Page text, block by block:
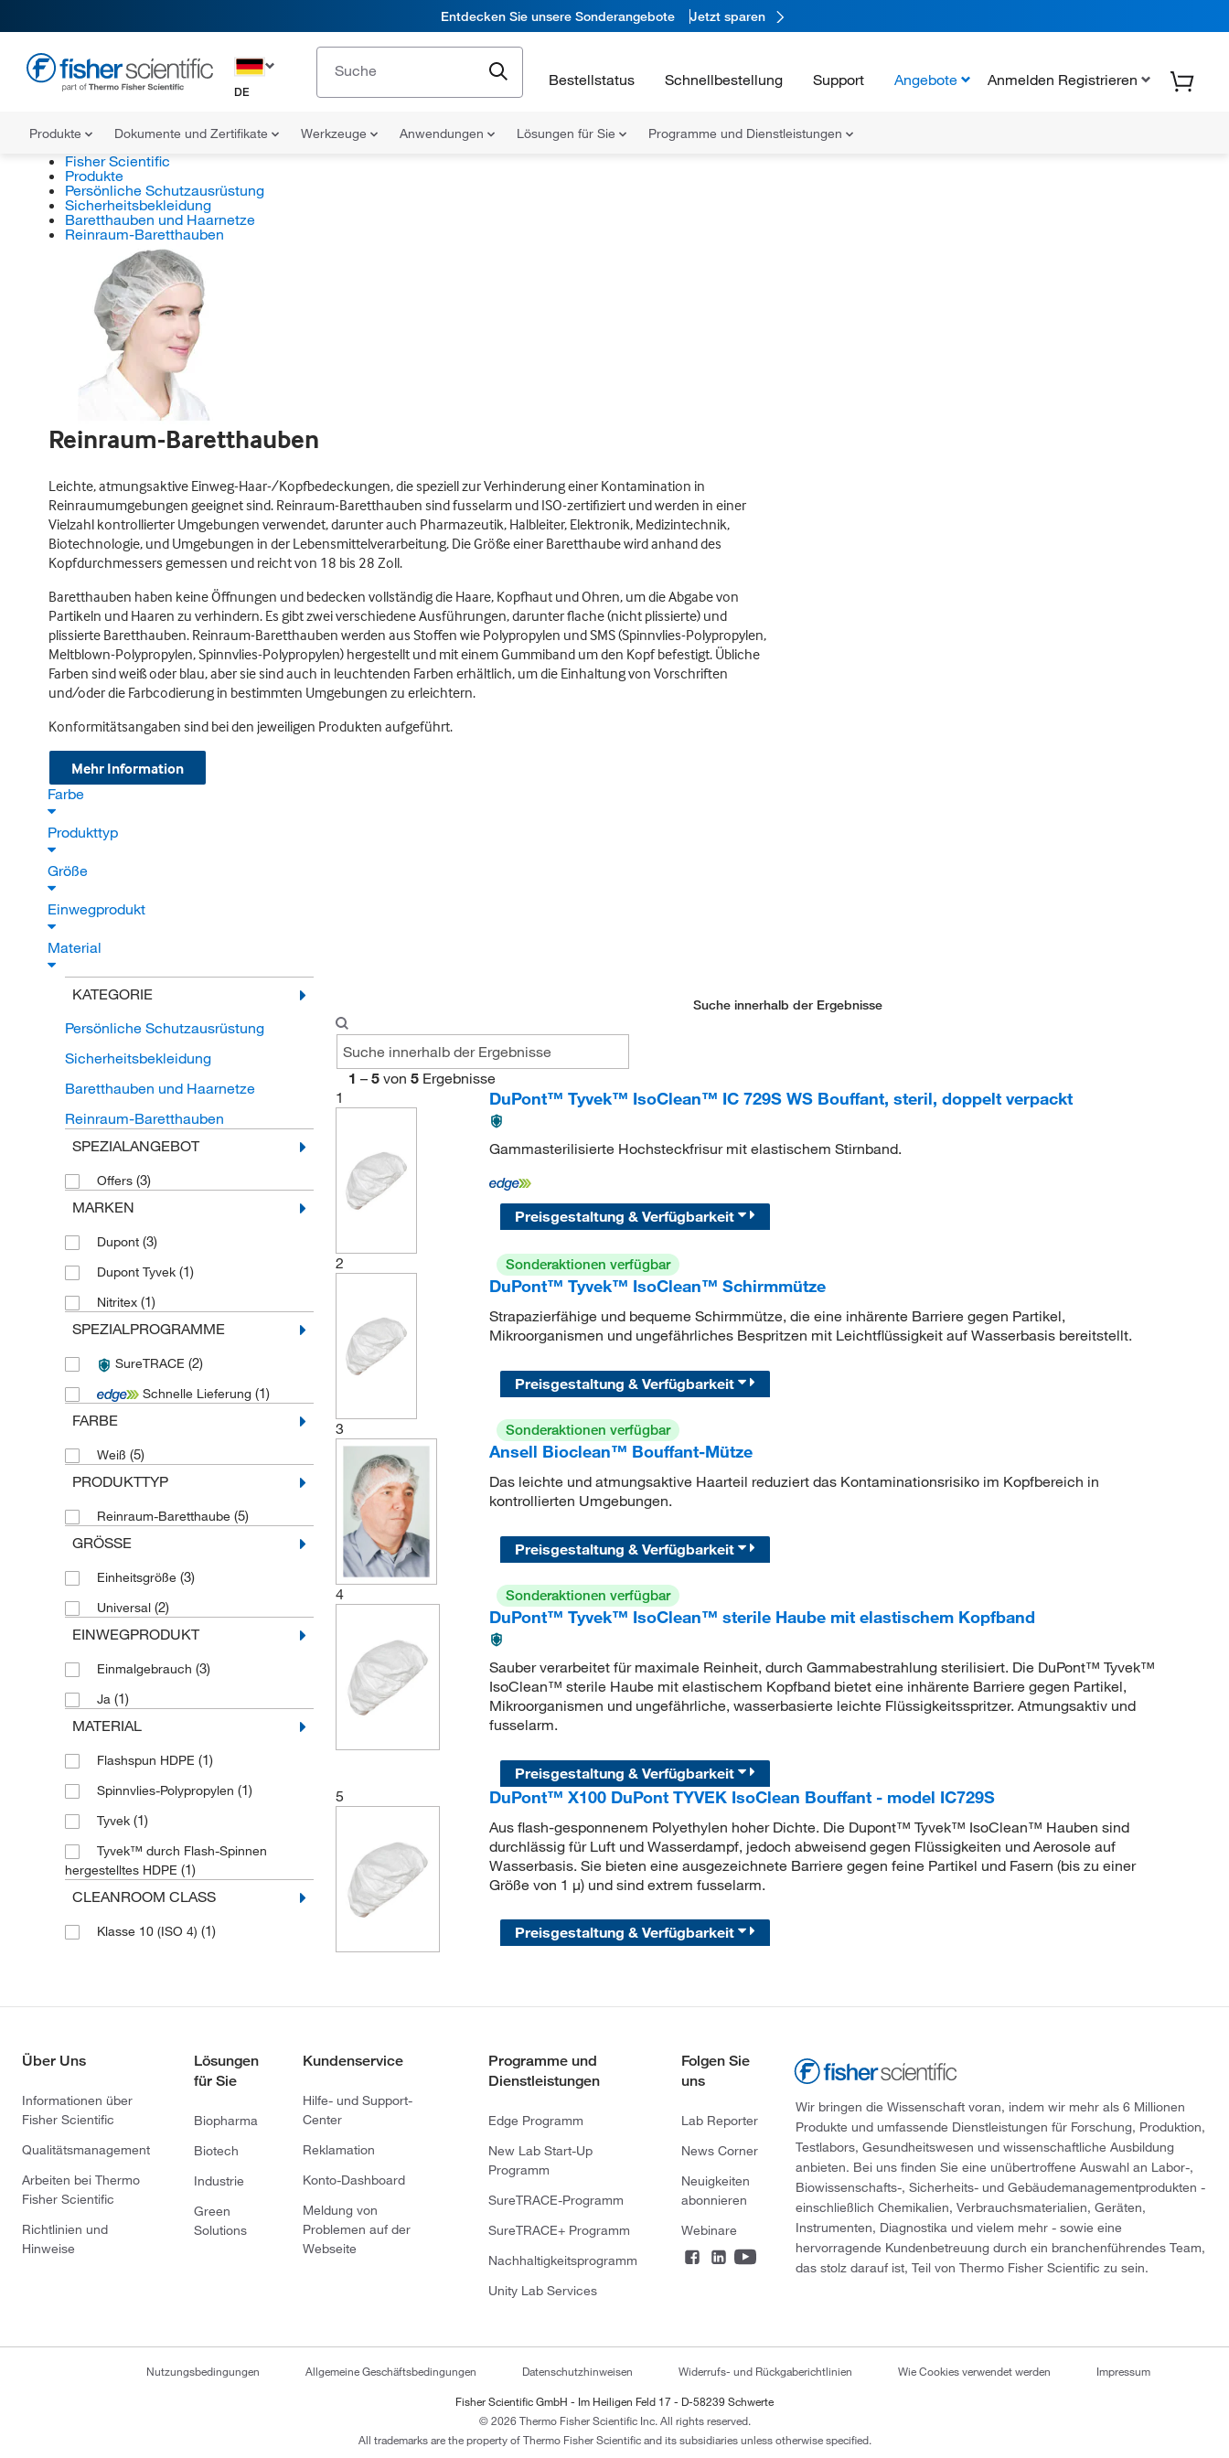
Entdecken Sie unsere Sonderangebote Jetzt sparen
DE
Bestellstatus Schnellbestellung Support Angebote Anmelden Registrieren
Produkte Dokumente und Zertifikate Werkzeuge Anwendungen Lösungen für Sie Programme und Dienstleistungen
Fisher Scientific
Produkte
Persönliche Schutzausrüstung
Sicherheitsbekleidung
Baretthauben und Haarnetze
Reinraum-Baretthauben
Reinraum-Baretthauben
Leichte, atmungsaktive Einweg-Haar-/Kopfbedeckungen, die speziell zur Verhinderung einer Kontamination in
Reinraumumgebungen geeignet sind. Reinraum-Baretthauben sind fusselarm und ISO-zertifiziert und werden in einer
Vielzahl kontrollierter Umgebungen verwendet, darunter auch Pharmazeutik, Halbleiter, Elektronik, Medizintechnik,
Biotechnologie, und Umgebungen in der Lebensmittelverarbeitung. Die Größe einer Baretthaube wird anhand des
Kopfdurchmessers gemessen und reicht von 18 bis 28 Zoll.
Baretthauben haben keine Öffnungen und bedecken vollständig die Haare, Kopfhaut und Ohren, um die Abgabe von
Partikeln und Haaren zu verhindern. Es gibt zwei verschiedene Ausführungen, darunter flache (nicht plissierte) und
plissierte Baretthauben. Reinraum-Baretthauben werden aus Stoffen wie Polypropylen und SMS (Spinnvlies-Polypropylen,
Meltblown-Polypropylen, Spinnvlies-Polypropylen) hergestellt und mit einem Gummiband um den Kopf befestigt. Übliche
Farben sind weiß oder blau, aber sie sind auch in leuchtenden Farben erhältlich, um die Einhaltung von Vorschriften
und/oder die Farbcodierung in bestimmten Umgebungen zu erleichtern.
Konformitätsangaben sind bei den jeweiligen Produkten aufgeführt.
Mehr Information
Farbe
Produkttyp
Größe
Einwegprodukt
Material
KATEGORIE
Persönliche Schutzausrüstung
Sicherheitsbekleidung
Baretthauben und Haarnetze
Reinraum-Baretthauben
SPEZIALANGEBOT
Offers (3)
MARKEN
Dupont (3)
Dupont Tyvek (1)
Nitritex (1)
SPEZIALPROGRAMME
SureTRACE (2)
Schnelle Lieferung (1)
FARBE
Weiß (5)
PRODUKTTYP
Reinraum-Baretthaube (5)
GRÖSSE
Einheitsgröße (3)
Universal (2)
EINWEGPRODUKT
Einmalgebrauch (3)
Ja (1)
MATERIAL
Flashspun HDPE (1)
Spinnvlies-Polypropylen (1)
Tyvek (1)
Tyvek™ durch Flash-Spinnen
hergestelltes HDPE (1)
CLEANROOM CLASS
Klasse 10 (ISO 4) (1)
Suche innerhalb der Ergebnisse
1 – 5 von 5 Ergebnisse
1
DuPont™ Tyvek™ IsoClean™ IC 729S WS Bouffant, steril, doppelt verpackt
Gammasterilisierte Hochsteckfrisur mit elastischem Stirnband.
Preisgestaltung & Verfügbarkeit
2 Sonderaktionen verfügbar
DuPont™ Tyvek™ IsoClean™ Schirmmütze
Strapazierfähige und bequeme Schirmmütze, die eine inhärente Barriere gegen Partikel,
Mikroorganismen und ungefährliches Bespritzen mit Leichtflüssigkeit auf Wasserbasis bereitstellt.
Preisgestaltung & Verfügbarkeit
3 Sonderaktionen verfügbar
Ansell Bioclean™ Bouffant-Mütze
Das leichte und atmungsaktive Haarteil reduziert das Kontaminationsrisiko im Kopfbereich in
kontrollierten Umgebungen.
Preisgestaltung & Verfügbarkeit
4 Sonderaktionen verfügbar
DuPont™ Tyvek™ IsoClean™ sterile Haube mit elastischem Kopfband
Sauber verarbeitet für maximale Reinheit, durch Gammabestrahlung sterilisiert. Die DuPont™ Tyvek™
IsoClean™ sterile Haube mit elastischem Kopfband bietet eine inhärente Barriere gegen Partikel,
Mikroorganismen und ungefährliche, wasserbasierte leichte Flüssigkeitsspritzer. Atmungsaktiv und
fusselarm.
Preisgestaltung & Verfügbarkeit
5
DuPont™ X100 DuPont TYVEK IsoClean Bouffant - model IC729S
Aus flash-gesponnenem Polyethylen hoher Dichte. Die Dupont™ Tyvek™ IsoClean™ Hauben sind
durchlässig für Luft und Wasserdampf, jedoch abweisend gegen Flüssigkeiten und Aerosole auf
Wasserbasis. Sie bieten eine ausgezeichnete Barriere gegen feine Partikel und Fasern (bis zu einer
Größe von 1 μ) und sind extrem fusselarm.
Preisgestaltung & Verfügbarkeit
Über Uns
Informationen über
Fisher Scientific
Qualitätsmanagement
Arbeiten bei Thermo
Fisher Scientific
Richtlinien und
Hinweise
Lösungen
für Sie
Biopharma
Biotech
Industrie
Green
Solutions
Kundenservice
Hilfe- und Support-
Center
Reklamation
Konto-Dashboard
Meldung von
Problemen auf der
Webseite
Programme und
Dienstleistungen
Edge Programm
New Lab Start-Up
Programm
SureTRACE-Programm
SureTRACE+ Programm
Nachhaltigkeitsprogramm
Unity Lab Services
Folgen Sie
uns
Lab Reporter
News Corner
Neuigkeiten
abonnieren
Webinare
Wir bringen die Wissenschaft voran, indem wir mehr als 6 Millionen
Produkte und umfassende Dienstleistungen für Forschung, Produktion,
Testlabors, Gesundheitswesen und wissenschaftliche Ausbildung
anbieten. Bei uns finden Sie eine unübertroffene Auswahl an Labor-,
Biowissenschafts-, Sicherheits- und Gebäudemanagementprodukten -
einschließlich Chemikalien, Verbrauchsmaterialien, Geräten,
Instrumenten, Diagnostika und vielem mehr - sowie eine
hervorragende Kundenbetreuung durch ein branchenführendes Team,
das stolz darauf ist, Teil von Thermo Fisher Scientific zu sein.
Nutzungsbedingungen Allgemeine Geschäftsbedingungen Datenschutzhinweisen Widerrufs- und Rückgaberichtlinien Wie Cookies verwendet werden Impressum
Fisher Scientific GmbH - Im Heiligen Feld 17 - D-58239 Schwerte
© 2026 Thermo Fisher Scientific Inc. All rights reserved.
All trademarks are the property of Thermo Fisher Scientific and its subsidiaries unless otherwise specified.